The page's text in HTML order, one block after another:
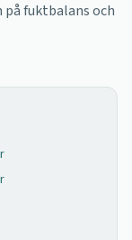
på fuktbalans och